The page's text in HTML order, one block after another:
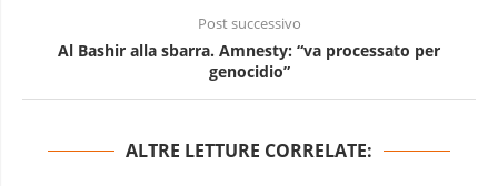
Post successivo
Al Bashir alla sbarra. Amnesty: “va processato per
genocidio”
ALTRE LETTURE CORRELATE: